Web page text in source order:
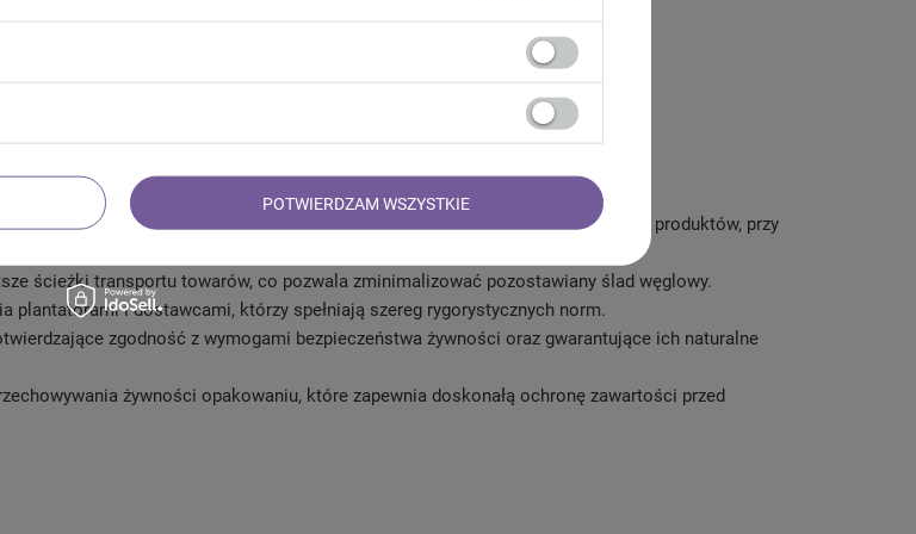
najbardziej wymagających, którzy doskonałe walory wybieranych przez siebie produktów, przy
i najwyższych standardów etycznych produkcji.
ścieżki transportu towarów, co pozwala zminimalizować pozostawiany ślad węglowy.
plantatorami i dostawcami, którzy spełniają szereg rygorystycznych norm.
zgodność z wymogami bezpieczeństwa żywności oraz gwarantujące ich naturalne
żywności opakowaniu, które zapewnia doskonałą ochronę zawartości przed
POTWIERDZAM WSZYSTKIE